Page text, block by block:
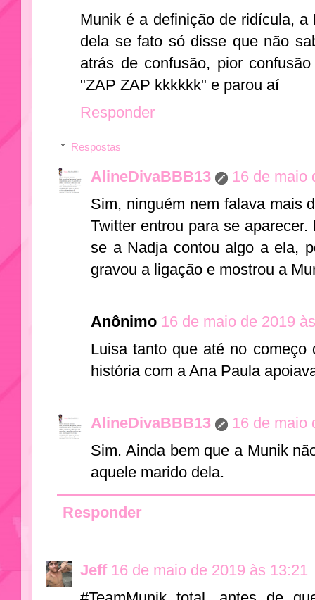
Munik é a definição de ridícula,
dela se fato só disse que não
atrás de confusão, pior
"ZAP ZAP kkkkkk" e parou aí
Responder
Respostas
AlineDivaBBB13
16 de maio
Sim, ninguém nem falava mais
Twitter entrou para se
se a Nadja contou algo a ela,
gravou a ligação e mostrou a
Anônimo 16 de maio de 2019
Luisa tanto que até no começo
história com a Ana Paula
AlineDivaBBB13
16 de maio
Sim. Ainda bem que a Munik
aquele marido dela.
Responder
Jeff 16 de maio de 2019 às 13:21